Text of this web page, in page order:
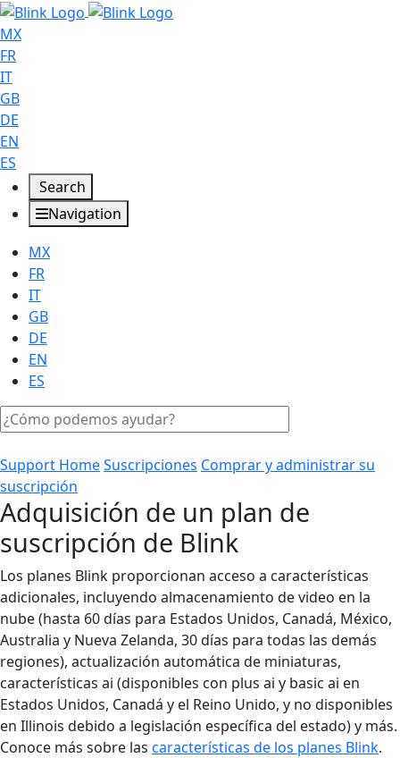
MX
FR
IT
GB
DE
EN
ES
Search
Navigation
MX
FR
IT
GB
DE
EN
ES
Support HomeSuscripciones Comprar y administrar su
suscripción
Adquisición de un plan de
suscripción de Blink
Los planes Blink proporcionan acceso a características
adicionales, incluyendo almacenamiento de video en la
nube (hasta 60 días para Estados Unidos, Canadá, México,
Australia y Nueva Zelanda, 30 días para todas las demás
regiones), actualización automática de miniaturas,
características ai (disponibles con plus ai y basic ai en
Estados Unidos, Canadá y el Reino Unido, y no disponibles
en Illinois debido a legislación específica del estado) y más.
Conoce más sobre las características de los planes Blink.